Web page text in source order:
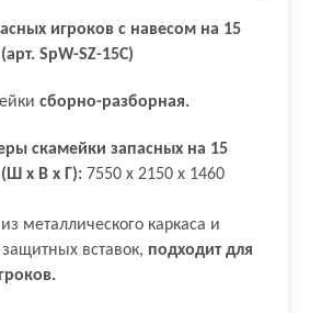
игроков с навесом на 15
SpW-SZ-15C)
сборно-разборная.
скамейки запасных на 15
х В х Г): 7550 х 2150 х 1460
металлического каркаса и
вставок, подходит для